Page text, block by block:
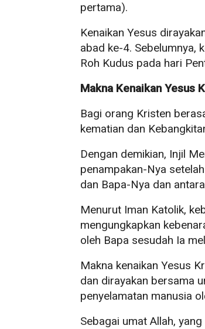
pertama).
Kenaikan Yesus
abad ke-4. Sebelumnya,
Roh Kudus pada hari
Makna Kenaikan Yesus
Bagi orang Kristen
kematian dan
Dengan demikian, Injil
penampakan-Nya
dan Bapa-Nya dan
Menurut Iman Katolik,
mengungkapkan
oleh Bapa sesudah Ia
Makna kenaikan Yesus
dan dirayakan bersama
penyelamatan manusia
Sebagai umat Allah,